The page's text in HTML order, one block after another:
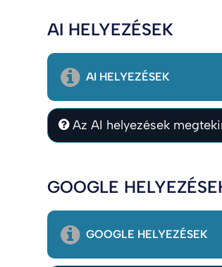
AI HELYEZÉSEK
AI HELYEZÉSEK
Az AI helyezések
GOOGLE
GOOGLE HELYEZÉSEK